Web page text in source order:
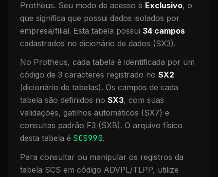
Protheus. Seu modo de acesso é Exclusivo, o
que significa que possui dados isolados por
empresa/filial. Esta tabela possui 34 campos
cadastrados no dicionário de dados (SX3).
No Protheus, cada tabela é identificada por um
código de 3 caracteres registrado no SX2
(dicionário de tabelas). Os campos de cada
tabela são definidos no SX3, com suas
validações, gatilhos automáticos (SX7) e
consultas padrão F3 (SXB). O arquivo físico
desta tabela é SCS990.
Para consultar ou manipular os registros da
tabela SCS em código ADVPL/TLPP, utilize